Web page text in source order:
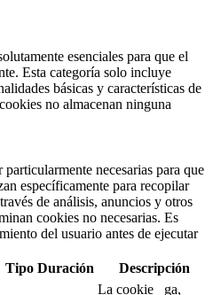
esenciales para que el
Esta categoría solo incluye
básicas y características de
no almacenan ninguna
necesarias para que
específicamente para recopilar
de análisis, anuncios y otros
cookies no necesarias. Es
del usuario antes de ejecutar
Tipo Duración
Descripción
La cookie _ga,